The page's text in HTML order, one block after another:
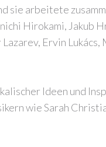
sie arbeitete
Hirokami, Jakub
Ervin
Ideen und
wie Sarah